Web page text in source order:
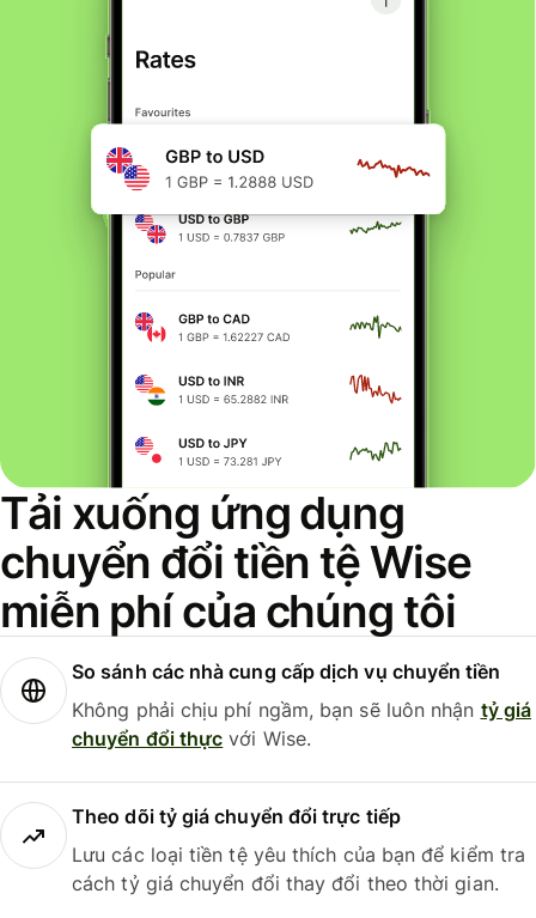
Tải xuống ứng dụng
chuyển đổi tiền tệ Wise
miễn phí của chúng tôi
So sánh các nhà cung cấp dịch vụ chuyển tiền
Không phải chịu phí ngầm, bạn sẽ luôn nhận tỷ giá
chuyển đổi thực với Wise.
Theo dõi tỷ giá chuyển đổi trực tiếp
Lưu các loại tiền tệ yêu thích của bạn để kiểm tra
cách tỷ giá chuyển đổi thay đổi theo thời gian.